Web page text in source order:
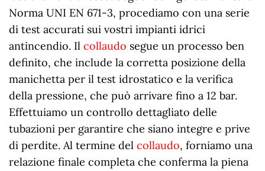
Norma UNI EN 671-3, procediamo con una serie
di test accurati sui vostri impianti idrici
antincendio. Il collaudo segue un processo ben
definito, che include la corretta posizione della
manichetta per il test idrostatico e la verifica
della pressione, che può arrivare fino a 12 bar.
Effettuiamo un controllo dettagliato delle
tubazioni per garantire che siano integre e prive
di perdite. Al termine del collaudo, forniamo una
relazione finale completa che conferma la piena